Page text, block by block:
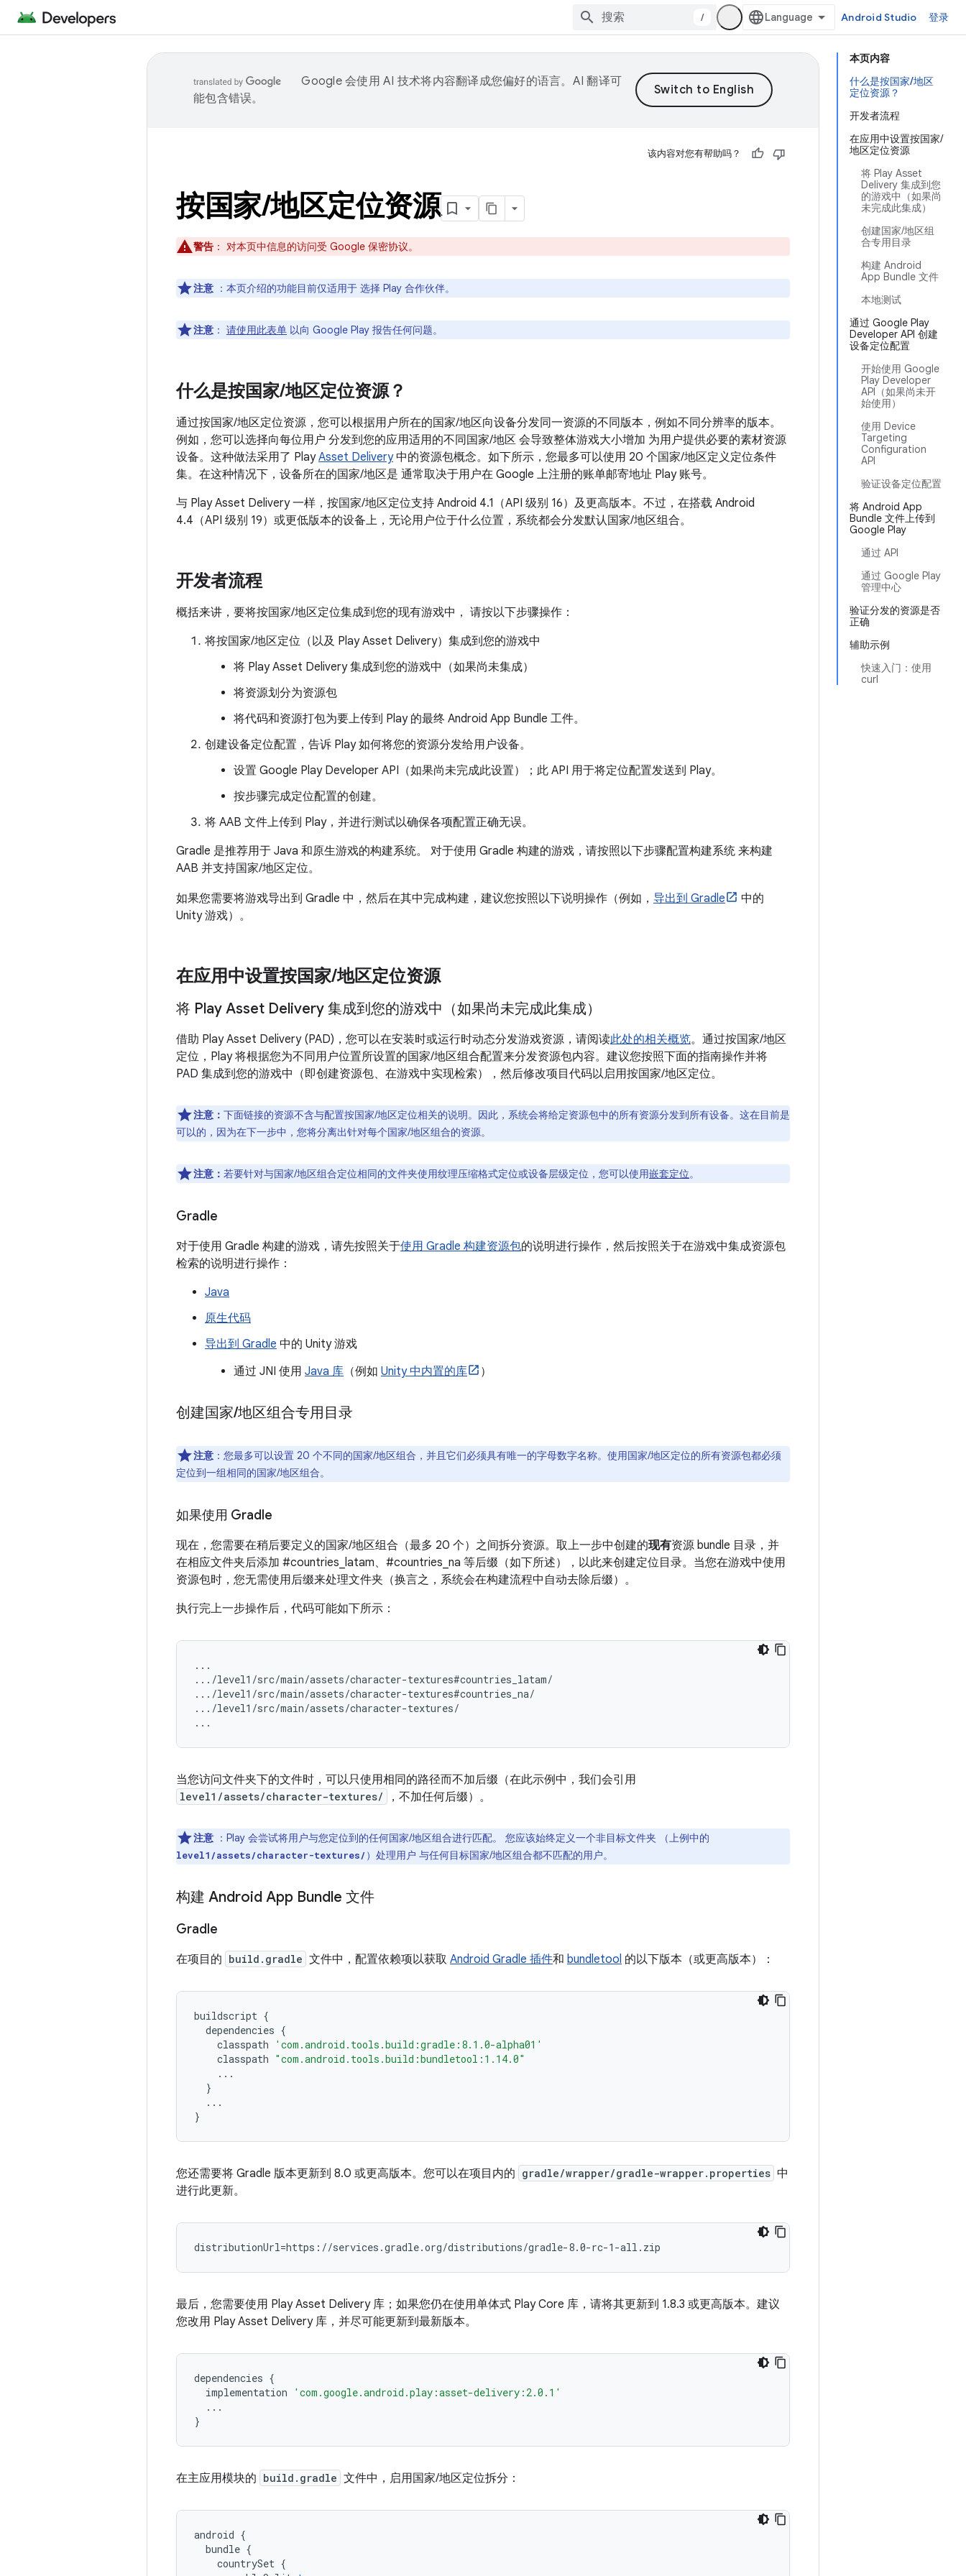
/ Android Studio 登录
本页内容
什么是按国家/地区
定位资源？
开发者流程
在应用中设置按国家/
地区定位资源
将 Play Asset
Delivery 集成到您
的游戏中（如果尚
未完成此集成）
创建国家/地区组
合专用目录
构建 Android
App Bundle 文件
本地测试
通过 Google Play
Developer API 创建
设备定位配置
开始使用 Google
Play Developer
API（如果尚未开
始使用）
使用 Device
Targeting
Configuration
API
验证设备定位配置
将 Android App
Bundle 文件上传到
Google Play
通过 API
通过 Google Play
管理中心
验证分发的资源是否
正确
辅助示例
快速入门：使用
curl
Google 会使用 AI 技术将内容翻译成您偏好的语言。AI 翻译可
能包含错误。
该内容对您有帮助吗？
按国家/地区定位资源
警告 ： 对本页中信息的访问受 Google 保密协议。
注意 ：本页介绍的功能目前仅适用于 选择 Play 合作伙伴。
注意 ： 请使用此表单 以向 Google Play 报告任何问题。
什么是按国家/地区定位资源？
通过按国家/地区定位资源，您可以根据用户所在的国家/地区向设备分发同一资源的不同版本，例如不同分辨率的版本。
例如，您可以选择向每位用户 分发到您的应用适用的不同国家/地区 会导致整体游戏大小增加 为用户提供必要的素材资源
设备。这种做法采用了 PlayAsset Delivery中的资源包概念。如下所示，您最多可以使用 20 个国家/地区定义定位条件
集。在这种情况下，设备所在的国家/地区是 通常取决于用户在 Google 上注册的账单邮寄地址 Play 账号。
与 Play Asset Delivery 一样，按国家/地区定位支持 Android 4.1（API 级别 16）及更高版本。不过，在搭载 Android
4.4（API 级别 19）或更低版本的设备上，无论用户位于什么位置，系统都会分发默认国家/地区组合。
开发者流程
概括来讲，要将按国家/地区定位集成到您的现有游戏中， 请按以下步骤操作：
将按国家/地区定位（以及 Play Asset Delivery）集成到您的游戏中
将 Play Asset Delivery 集成到您的游戏中（如果尚未集成）
将资源划分为资源包
将代码和资源打包为要上传到 Play 的最终 Android App Bundle 工件。
创建设备定位配置，告诉 Play 如何将您的资源分发给用户设备。
设置 Google Play Developer API（如果尚未完成此设置）；此 API 用于将定位配置发送到 Play。
按步骤完成定位配置的创建。
将 AAB 文件上传到 Play，并进行测试以确保各项配置正确无误。
Gradle 是推荐用于 Java 和原生游戏的构建系统。 对于使用 Gradle 构建的游戏，请按照以下步骤配置构建系统 来构建
AAB 并支持国家/地区定位。
如果您需要将游戏导出到 Gradle 中，然后在其中完成构建，建议您按照以下说明操作（例如， 导出到 Gradle
中的
Unity 游戏）。
在应用中设置按国家/地区定位资源
将 Play Asset Delivery 集成到您的游戏中（如果尚未完成此集成）
借助 Play Asset Delivery (PAD)，您可以在安装时或运行时动态分发游戏资源，请阅读此处的相关概览。通过按国家/地区
定位，Play 将根据您为不同用户位置所设置的国家/地区组合配置来分发资源包内容。建议您按照下面的指南操作并将
PAD 集成到您的游戏中（即创建资源包、在游戏中实现检索），然后修改项目代码以启用按国家/地区定位。
注意： 下面链接的资源不含与配置按国家/地区定位相关的说明。因此，系统会将给定资源包中的所有资源分发到所有设备。这在目前是
可以的，因为在下一步中，您将分离出针对每个国家/地区组合的资源。
注意： 若要针对与国家/地区组合定位相同的文件夹使用纹理压缩格式定位或设备层级定位，您可以使用嵌套定位。
Gradle
对于使用 Gradle 构建的游戏，请先按照关于使用 Gradle 构建资源包的说明进行操作，然后按照关于在游戏中集成资源包
检索的说明进行操作：
Java
原生代码
导出到 Gradle 中的 Unity 游戏
通过 JNI 使用 Java 库 （例如 Unity 中内置的库 ）
创建国家/地区组合专用目录
注意 ：您最多可以设置 20 个不同的国家/地区组合，并且它们必须具有唯一的字母数字名称。使用国家/地区定位的所有资源包都必须
定位到一组相同的国家/地区组合。
如果使用 Gradle
现在，您需要在稍后要定义的国家/地区组合（最多 20 个）之间拆分资源。取上一步中创建的现有资源 bundle 目录，并
在相应文件夹后添加 #countries_latam、#countries_na 等后缀（如下所述），以此来创建定位目录。当您在游戏中使用
资源包时，您无需使用后缀来处理文件夹（换言之，系统会在构建流程中自动去除后缀）。
执行完上一步操作后，代码可能如下所示：
...
.../level1/src/main/assets/character-textures#countries_latam/
.../level1/src/main/assets/character-textures#countries_na/
.../level1/src/main/assets/character-textures/
当您访问文件夹下的文件时，可以只使用相同的路径而不加后缀（在此示例中，我们会引用
level1/assets/character-textures/ ，不加任何后缀）。
注意 ：Play 会尝试将用户与您定位到的任何国家/地区组合进行匹配。 您应该始终定义一个非目标文件夹 （上例中的
level1/assets/character-textures/）处理用户 与任何目标国家/地区组合都不匹配的用户。
构建 Android App Bundle 文件
Gradle
在项目的 build.gradle 文件中，配置依赖项以获取 Android Gradle 插件和 bundletool 的以下版本（或更高版本）：
buildscript {
dependencies {
classpath
'com.android.tools.build:gradle:8.1.0-alpha01'
classpath "com.android.tools.build:bundletool:1.14.0"
...
}
...
}
您还需要将 Gradle 版本更新到 8.0 或更高版本。您可以在项目内的 gradle/wrapper/gradle-wrapper.properties 中
进行此更新。
最后，您需要使用 Play Asset Delivery 库；如果您仍在使用单体式 Play Core 库，请将其更新到 1.8.3 或更高版本。建议
您改用 Play Asset Delivery 库，并尽可能更新到最新版本。
dependencies {
implementation
'com.google.android.play:asset-delivery:2.0.1'
...
}
在主应用模块的 build.gradle 文件中，启用国家/地区定位拆分：
android {
bundle {
countrySet {